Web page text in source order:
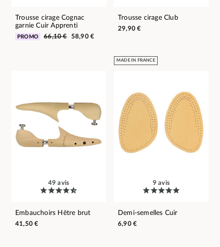
Trousse cirage Cognac
garnie Cuir Apprenti
PROMO 66,10 € 58,90 €
Trousse cirage Club
29,90 €
49 avis
Embauchoirs Hêtre brut
41,50 €
MADE IN FRANCE
9 avis
Demi-semelles Cuir
6,90 €